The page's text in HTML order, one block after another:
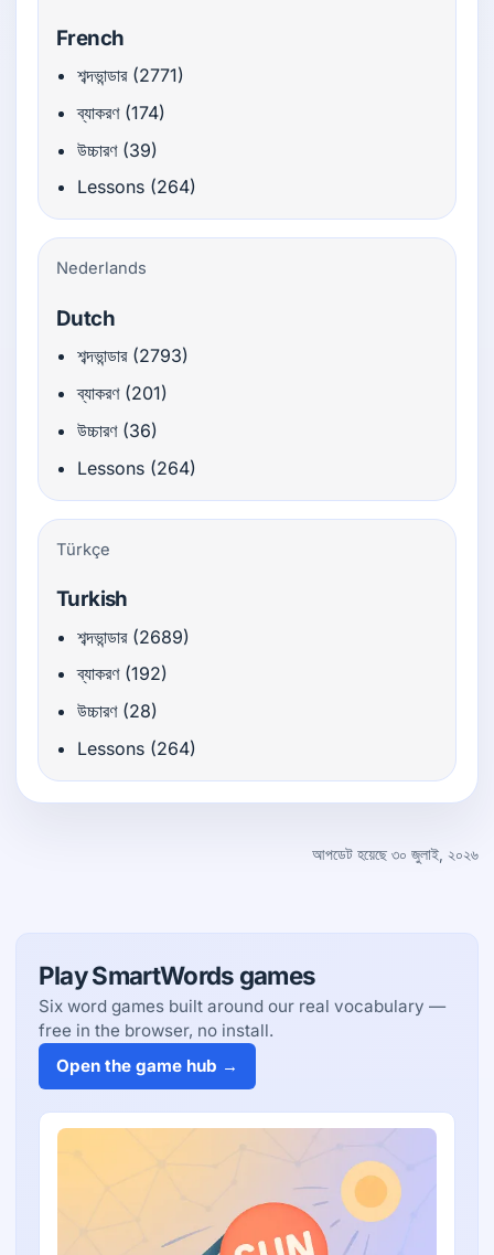
French
শব্দভান্ডার (2771)
ব্যাকরণ (174)
উচ্চারণ (39)
Lessons (264)
Nederlands
Dutch
শব্দভান্ডার (2793)
ব্যাকরণ (201)
উচ্চারণ (36)
Lessons (264)
Türkçe
Turkish
শব্দভান্ডার (2689)
ব্যাকরণ (192)
উচ্চারণ (28)
Lessons (264)
আপডেট হয়েছে ৩০ জুলাই, ২০২৬
Play SmartWords games
Six word games built around our real vocabulary —
free in the browser, no install.
Open the game hub →